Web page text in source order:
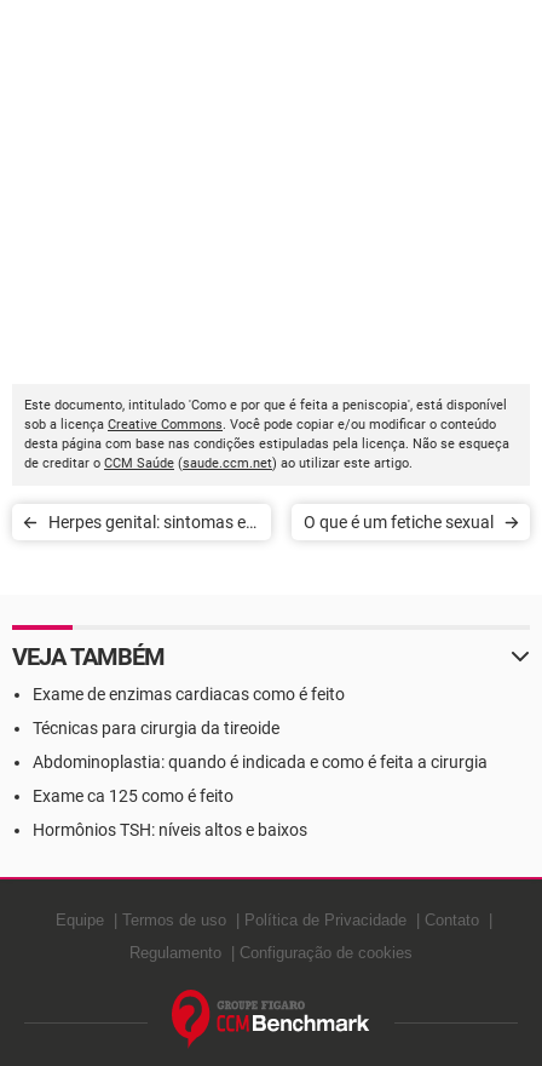
Este documento, intitulado 'Como e por que é feita a peniscopia', está disponível
sob a licença Creative Commons. Você pode copiar e/ou modificar o conteúdo
desta página com base nas condições estipuladas pela licença. Não se esqueça
de creditar o CCM Saúde (saude.ccm.net) ao utilizar este artigo.
Herpes genital: sintomas e
O que é um fetiche sexual
VEJA TAMBÉM
Exame de enzimas cardiacas como é feito
Técnicas para cirurgia da tireoide
Abdominoplastia: quando é indicada e como é feita a cirurgia
Exame ca 125 como é feito
Hormônios TSH: níveis altos e baixos
Equipe Termos de uso Política de Privacidade
Contato
Regulamento
Configuração de cookies